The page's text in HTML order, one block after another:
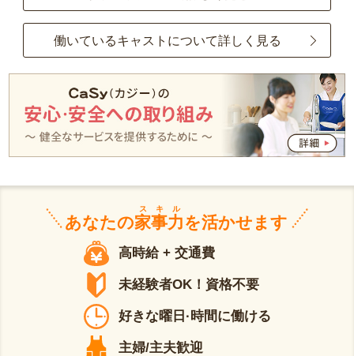
働いているキャストについて詳しく見る
あなたの家事力
スキル
を活かせます
高時給 + 交通費
未経験者OK！資格不要
好きな曜日·時間に働ける
主婦/主夫歓迎